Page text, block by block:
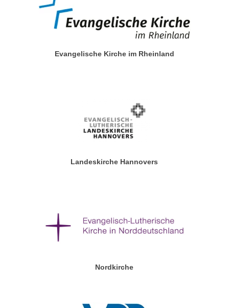
Evangelische Kirche im Rheinland
Landeskirche Hannovers
Nordkirche